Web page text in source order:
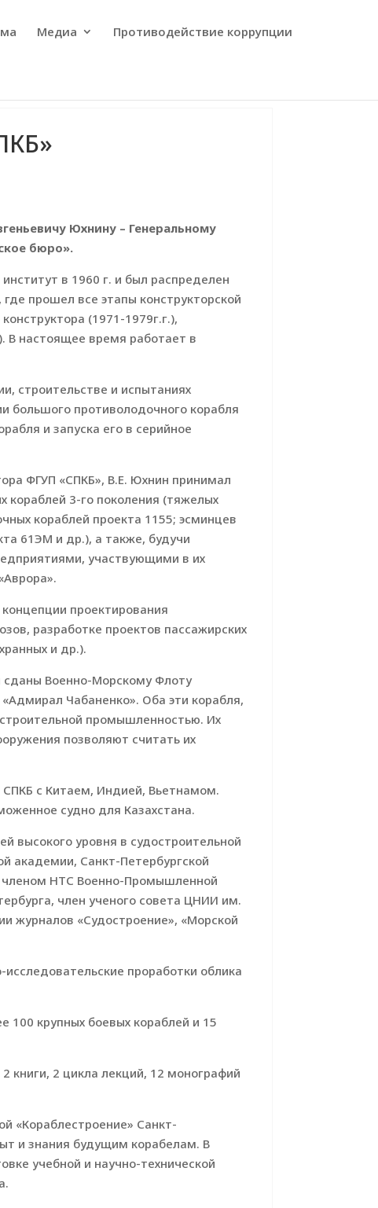
Медиа Противодействие коррупции
Юхнину – Генеральному
бюро».
в 1960 г. и был распределен
прошел все этапы конструкторской
(1971-1979г.г.),
В настоящее время работает в
строительстве и испытаниях
большого противолодочного корабля
и запуска его в серийное
ФГУП «СПКБ», В.Е. Юхнин принимал
кораблей 3-го поколения (тяжелых
кораблей проекта 1155; эсминцев
61ЭМ и др.), а также, будучи
участвующими в их
проектирования
разработке проектов пассажирских
и др.).
сданы Военно-Морскому Флоту
Чабаненко». Оба эти корабля,
промышленностью. Их
позволяют считать их
СПКБ с Китаем, Индией, Вьетнамом.
судно для Казахстана.
высокого уровня в судостроительной
академии, Санкт-Петербургской
членом НТС Военно-Промышленной
член ученого совета ЦНИИ им.
журналов «Судостроение», «Морской
проработки облика
100 крупных боевых кораблей и 15
книги, 2 цикла лекций, 12 монографий
«Кораблестроение» Санкт-
и знания будущим корабелам. В
учебной и научно-технической